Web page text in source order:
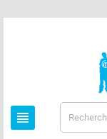
view_headline